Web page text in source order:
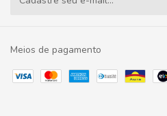
Meios de pagamento